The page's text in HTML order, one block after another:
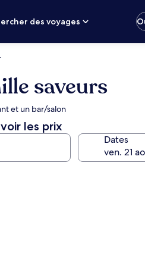
des voyages
saveurs
et un bar/salon
les prix
Dates